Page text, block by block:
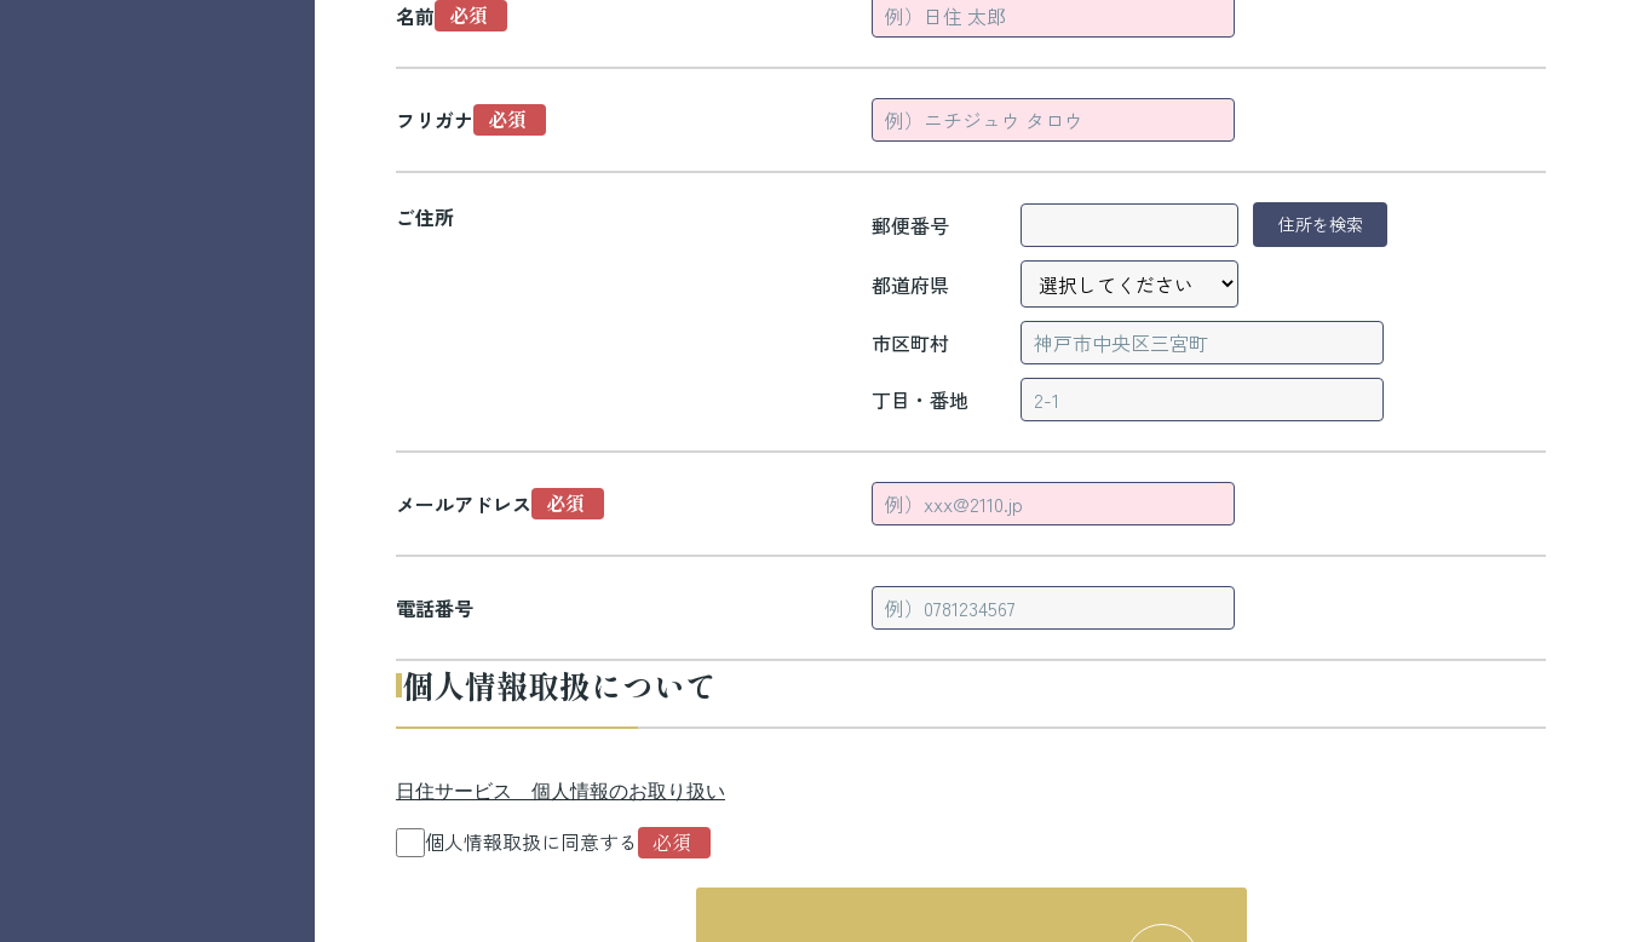
名前
フリガナ
ご住所 郵便番号 住所を検索
都道府県
市区町村
丁目・番地
メールアドレス
電話番号
個人情報取扱について
日住サービス 個人情報のお取り扱い
個人情報取扱に同意する